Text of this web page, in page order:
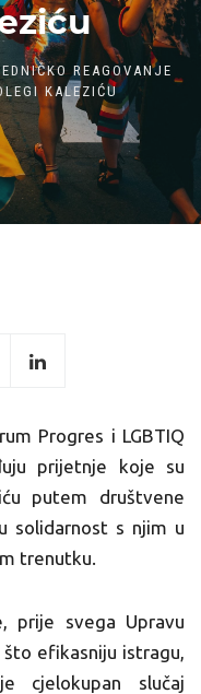
REAGOVANJE
KALEZIĆU
prijetnje koje su
putem društvene
solidarnost s njim u
trenutku.
prije svega Upravu
efikasniju istragu,
cjelokupan slučaj